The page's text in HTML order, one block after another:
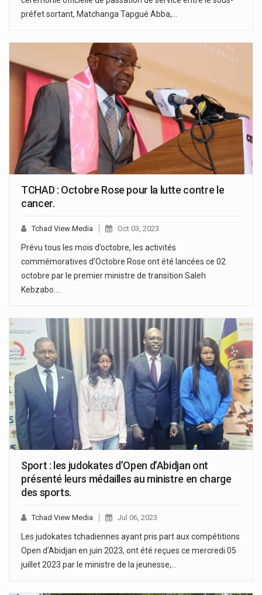
préfet sortant, Matchanga Tapgué Abba,…
TCHAD : Octobre Rose pour la lutte contre le
cancer.
Tchad View Media Oct 03, 2023
Prévu tous les mois d’octobre, les activités
commémoratives d’Octobre Rose ont été lancées ce 02
octobre par le premier ministre de transition Saleh
Kebzabo.…
Sport : les judokates d’Open d’Abidjan ont
présenté leurs médailles au ministre en charge
des sports.
Tchad View Media Jul 06, 2023
Les judokates tchadiennes ayant pris part aux compétitions
Open d’Abidjan en juin 2023, ont été reçues ce mercredi 05
juillet 2023 par le ministre de la jeunesse,…